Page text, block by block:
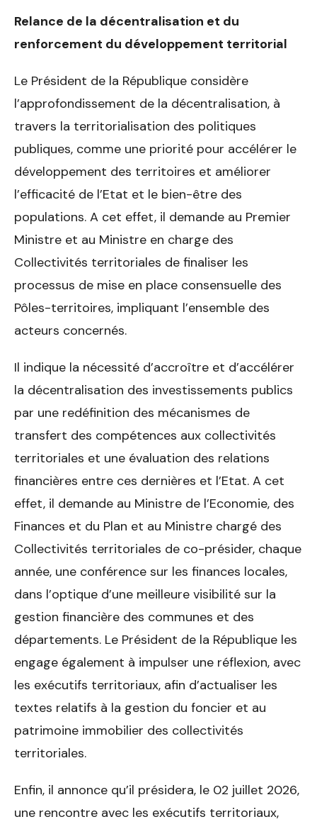
Relance de la décentralisation et du
renforcement du développement territorial
Le Président de la République considère
l’approfondissement de la décentralisation, à
travers la territorialisation des politiques
publiques, comme une priorité pour accélérer le
développement des territoires et améliorer
l’efficacité de l’Etat et le bien-être des
populations. A cet effet, il demande au Premier
Ministre et au Ministre en charge des
Collectivités territoriales de finaliser les
processus de mise en place consensuelle des
Pôles-territoires, impliquant l’ensemble des
acteurs concernés.
Il indique la nécessité d’accroître et d’accélérer
la décentralisation des investissements publics
par une redéfinition des mécanismes de
transfert des compétences aux collectivités
territoriales et une évaluation des relations
financières entre ces dernières et l’Etat. A cet
effet, il demande au Ministre de l’Economie, des
Finances et du Plan et au Ministre chargé des
Collectivités territoriales de co-présider, chaque
année, une conférence sur les finances locales,
dans l’optique d’une meilleure visibilité sur la
gestion financière des communes et des
départements. Le Président de la République les
engage également à impulser une réflexion, avec
les exécutifs territoriaux, afin d’actualiser les
textes relatifs à la gestion du foncier et au
patrimoine immobilier des collectivités
territoriales.
Enfin, il annonce qu’il présidera, le 02 juillet 2026,
une rencontre avec les exécutifs territoriaux,